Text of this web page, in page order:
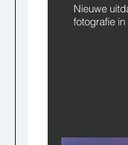
Nieuwe
fotografie